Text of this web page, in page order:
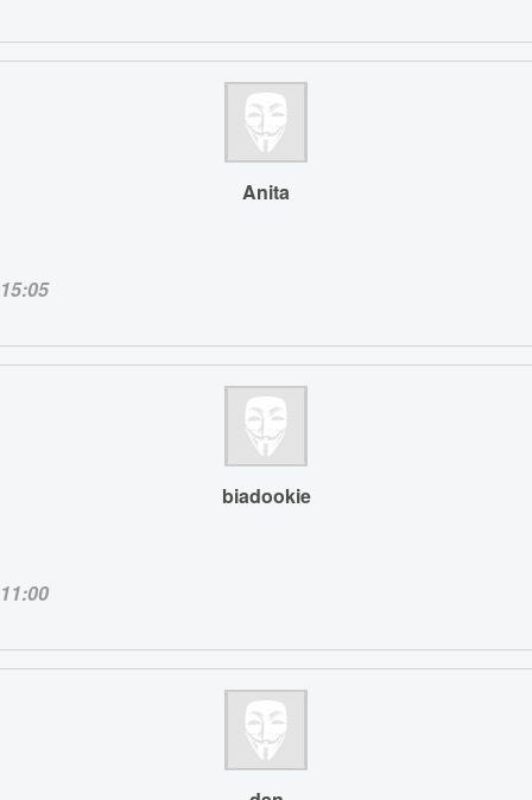
Anita
15:05
biadookie
11:00